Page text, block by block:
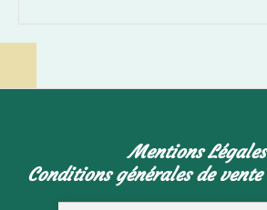
Mentions Légales
Conditions générales de vente